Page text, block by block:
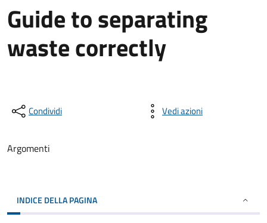
Guide to separating
waste correctly
Condividi Vedi azioni
Argomenti
INDICE DELLA PAGINA